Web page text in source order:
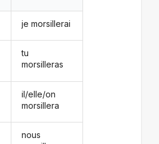
je morsillerai
tu
morsilleras
il/elle/on
morsillera
nous